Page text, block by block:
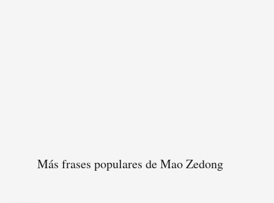
Más frases populares de Mao Zedong